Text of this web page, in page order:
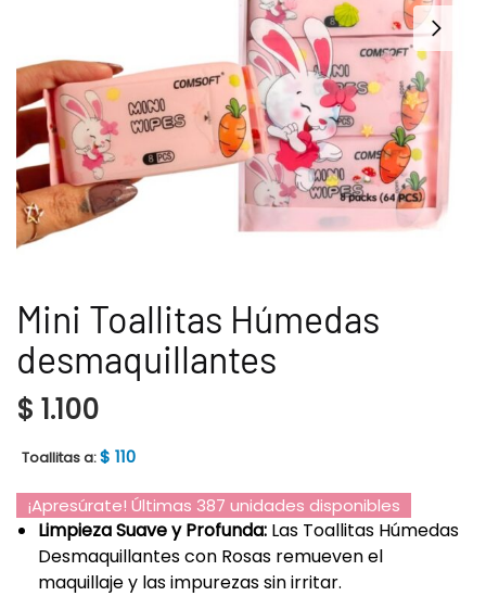
Mini Toallitas Húmedas
desmaquillantes
$ 1.100
Toallitas a:$ 110
¡Apresúrate! Últimas 387 unidades disponibles
Limpieza Suave y Profunda: Las Toallitas Húmedas
Desmaquillantes con Rosas remueven el
maquillaje y las impurezas sin irritar.